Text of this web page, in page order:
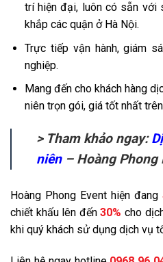
trí hiện đại, luôn có sẵn
khắp các quận ở Hà Nội.
Trực tiếp vận hành, giám
nghiệp.
Mang đến cho khách hàng
niên trọn gói, giá tốt nhất
> Tham khảo ngay:
niên– Hoàng Phong
Hoàng Phong Event hiện đang
chiết khấu lên đến30% cho
khi quý khách sử dụng dịch vụ